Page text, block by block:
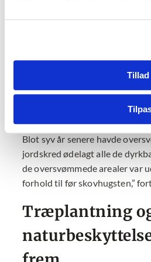
Tillad
Efter tre til fire år flygtede de
”Med skovhugsten fulgte både
jordskred, der bare blev værre
de dyrkbare arealer.
Blot syv år senere havde
jordskred ødelagt alle de
de oversvømmede arealer var
forhold til før skovhugsten,”
Træplantning